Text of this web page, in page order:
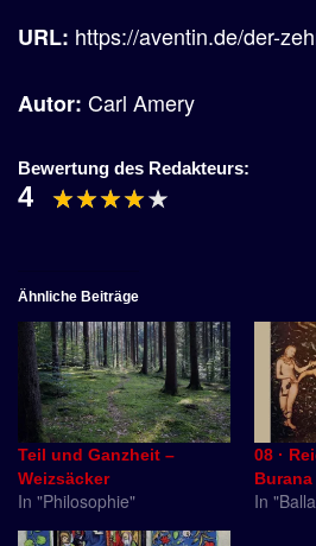
URL: https://aventin.de/der-
Autor: Carl Amery
Bewertung des Redakteurs:
4
Ähnliche Beiträge
Teil und Ganzheit –
Weizsäcker
In "Philosophie"
08 ·
Burana
In